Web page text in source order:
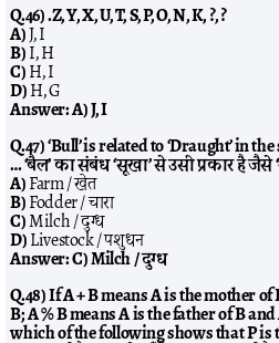
Q.46) .Z, Y, X, U, T, S, P, O, N, K, ?, ?
A)J, I
B)I, H
C)H, I
D)H, G
Answer:A) J, I
Q.47) ‘Bull’ is related to ‘Draught’ in
… ‘बैल’ का संबंध ‘सूखा’ से उसी प्रकार है जैसे
A)Farm / खेत
B)Fodder / चारा
C)Milch / दुग्ध
D)Livestock / पशुधन
Answer:C) Milch / दुग्ध
Q.48) If A + B means A is the mother
B; A % B means A is the father of B
which of the following shows that P is